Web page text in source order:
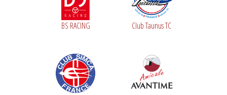
BS RACING Club Taunus TC